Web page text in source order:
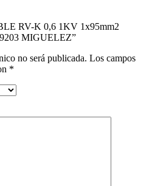
RV-K 0,6 1KV 1x95mm2
MIGUELEZ”
no será publicada. Los campos
*